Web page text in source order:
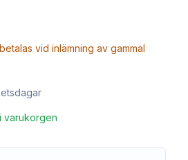
vid inlämning av gammal
varukorgen